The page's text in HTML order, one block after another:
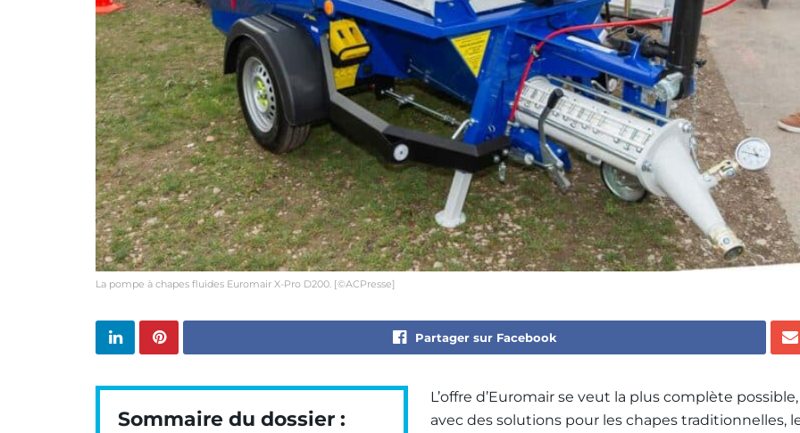
La pompe à chapes fluides Euromair X-Pro D200. [©ACPresse]
Partager sur Facebook
Sommaire du dossier :
L’offre d’Euromair se veut la plus complète possible,
avec des solutions pour les chapes traditionnelles,